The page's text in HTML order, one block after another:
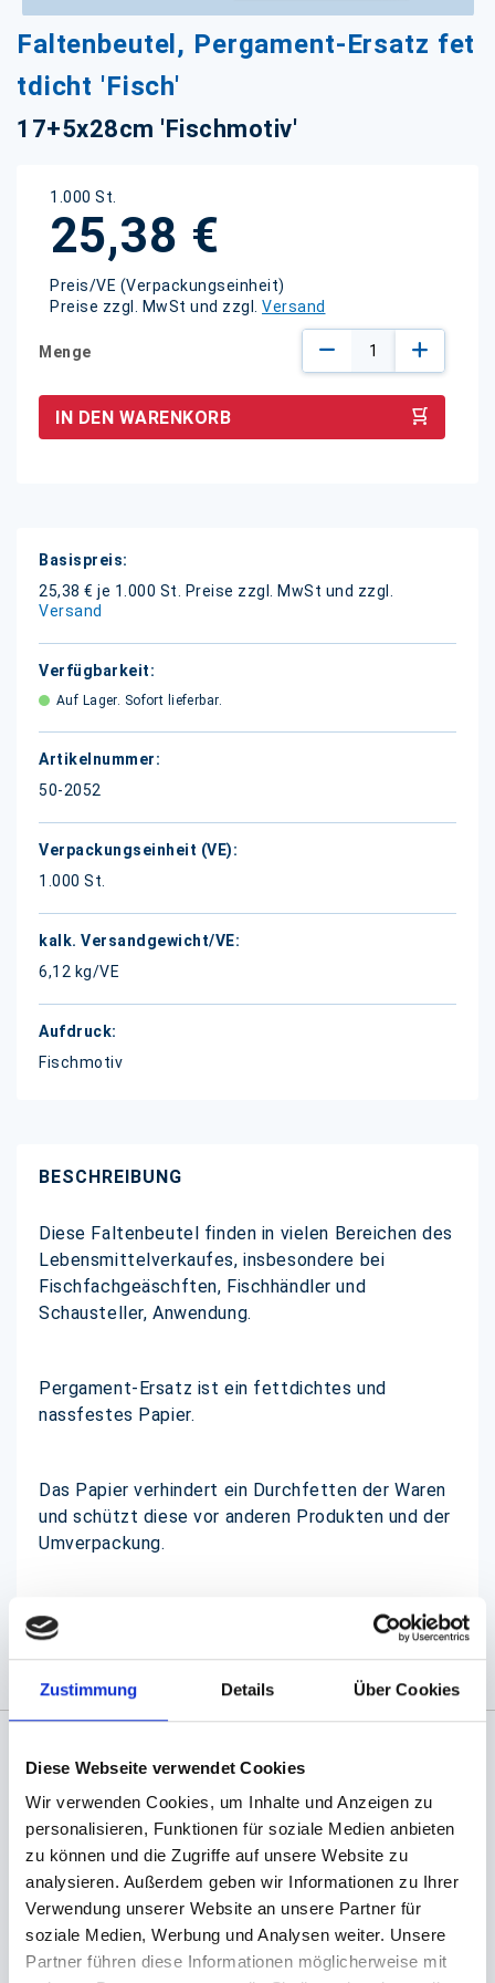
Zustimmung Details Über Cookies
Diese Webseite verwendet Cookies
Wir verwenden Cookies, um Inhalte und Anzeigen zu
personalisieren, Funktionen für soziale Medien anbieten
zu können und die Zugriffe auf unsere Website zu
analysieren. Außerdem geben wir Informationen zu Ihrer
Verwendung unserer Website an unsere Partner für
soziale Medien, Werbung und Analysen weiter. Unsere
Partner führen diese Informationen möglicherweise mit
Faltenbeutel, Pergament-Ersatz fet
tdicht 'Fisch'
17+5x28cm 'Fischmotiv'
1.000 St.
25,38 €
Preis/VE (Verpackungseinheit)
Preise zzgl. MwSt und zzgl. Versand
Menge
IN DEN WARENKORB
Weitere
Informationen
25,38 € je 1.000 St.
Preise zzgl. MwSt und zzgl.
Versand
Auf Lager. Sofort lieferbar.
50-2052
1.000 St.
6,12 kg/VE
Fischmotiv
Anfang
der
Bildgalerie
springen
BESCHREIBUNG
Diese Faltenbeutel finden in vielen Bereichen des
Lebensmittelverkaufes, insbesondere bei
Fischfachgeäschften, Fischhändler und
Schausteller, Anwendung.
Pergament-Ersatz ist ein fettdichtes und
nassfestes Papier.
Das Papier verhindert ein Durchfetten der Waren
und schützt diese vor anderen Produkten und der
Umverpackung.
(Abb. evtl. ähnlich, ggf. ohne Dekoration)
Angaben zur Informationspflichten der GPSR
Produktsicherheitsverordnung:packpack.de GmbH, Am
Bullhamm 24-26, D-26441 Jever, info@packpack.de
Sie könnten auch an folgenden Artikeln
interessiert sein